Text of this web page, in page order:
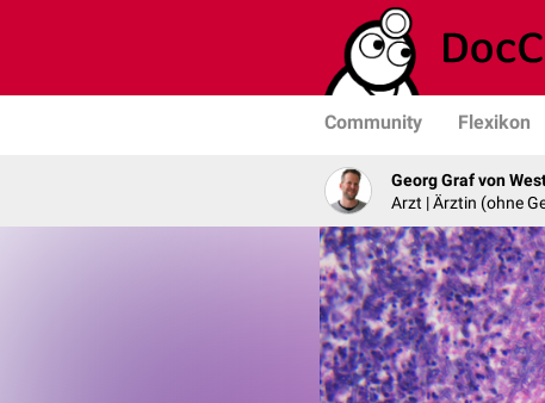
Community Flexikon
Georg Graf von
Arzt | Ärztin (ohne